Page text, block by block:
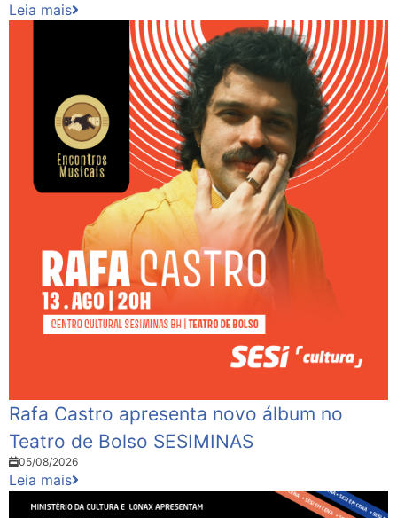
Leia mais
Rafa Castro apresenta novo álbum no
Teatro de Bolso SESIMINAS
05/08/2026
Leia mais